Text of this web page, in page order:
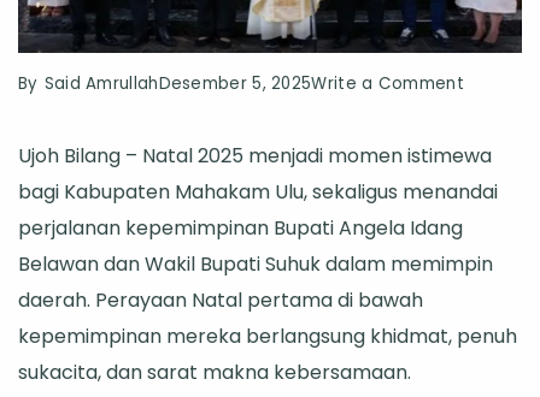
By Said AmrullahDesember 5, 2025Write a Commenton
Awal
Angela
Ujoh Bilang – Natal 2025 menjadi momen istimewa
bagi Kabupaten Mahakam Ulu, sekaligus menandai
perjalanan kepemimpinan Bupati Angela Idang
Belawan dan Wakil Bupati Suhuk dalam memimpin
daerah. Perayaan Natal pertama di bawah
kepemimpinan mereka berlangsung khidmat, penuh
sukacita, dan sarat makna kebersamaan.